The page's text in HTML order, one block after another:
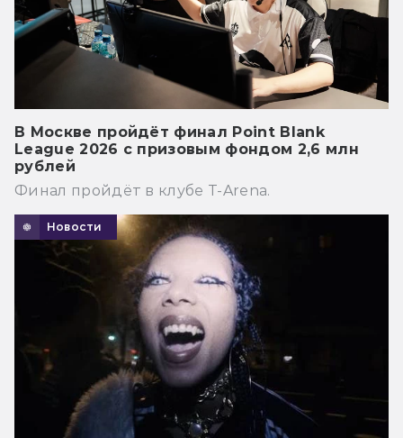
В Москве пройдёт финал Point Blank
League 2026 с призовым фондом 2,6 млн
рублей
Финал пройдёт в клубе T-Arena.
Новости